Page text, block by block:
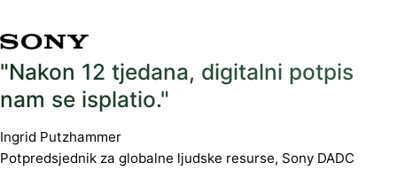
"Nakon 12 tjedana, digitalni potpis
nam se isplatio."
Ingrid Putzhammer
Potpredsjednik za globalne ljudske resurse, Sony DADC